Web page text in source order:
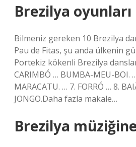
Brezilya
Bilmeniz gereken 10 Brezilya
Pau de Fitas, şu anda ülkenin
Portekiz kökenli Brezilya
CARIMBÓ … BUMBA-MEU-BOI.
MARACATU. … 7. FORRÓ … 8.
JONGO.Daha fazla makale…
Brezilya